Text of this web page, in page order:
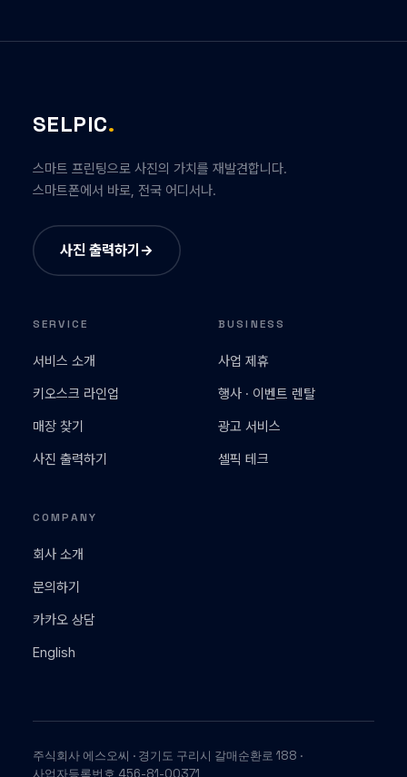
SELPIC.
스마트 프린팅으로 사진의 가치를 재발견합니다.
스마트폰에서 바로, 전국 어디서나.
사진 출력하기 →
SERVICE
서비스 소개
키오스크 라인업
매장 찾기
사진 출력하기
BUSINESS
사업 제휴
행사 · 이벤트 렌탈
광고 서비스
셀픽 테크
COMPANY
회사 소개
문의하기
카카오 상담
English
주식회사 에스오씨 · 경기도 구리시 갈매순환로 188 ·
사업자등록번호 456-81-00371